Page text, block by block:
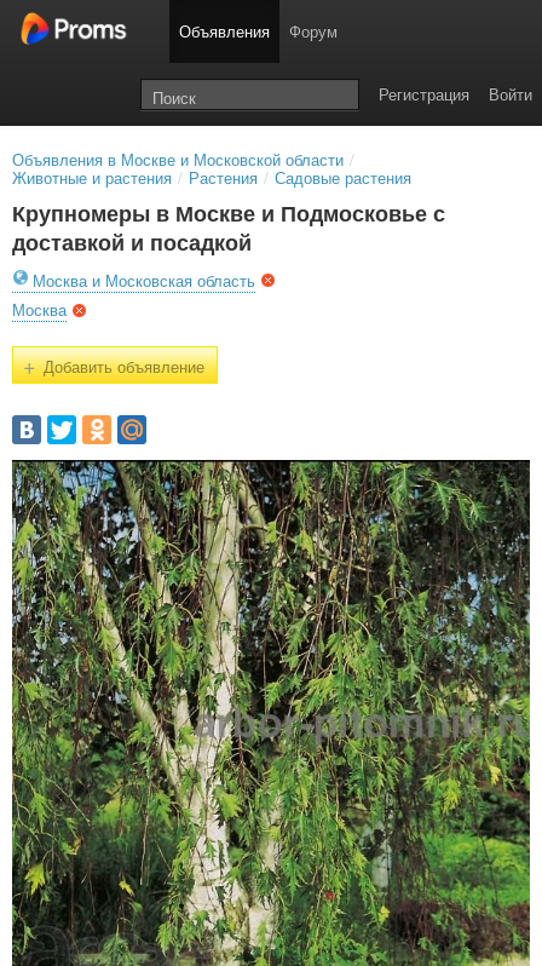
Объявления Форум
Войти
Регистрация
Объявления в Москве и Московской области /
Животные и растения / Растения / Садовые растения
Крупномеры в Москве и Подмосковье с
доставкой и посадкой
Москва и Московская область
Москва
+Добавить объявление